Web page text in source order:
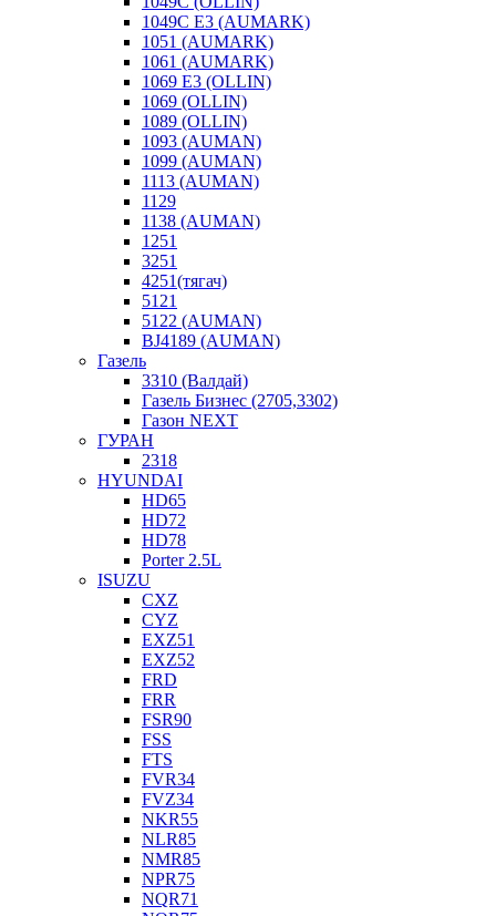
1049С E3 (AUMARK)
1051 (AUMARK)
1061 (AUMARK)
1069 E3 (OLLIN)
1069 (OLLIN)
1089 (OLLIN)
1093 (AUMAN)
1099 (AUMAN)
1113 (AUMAN)
1129
1138 (AUMAN)
1251
3251
4251(тягач)
5121
5122 (AUMAN)
BJ4189 (AUMAN)
Газель
3310 (Валдай)
Газель Бизнес (2705,3302)
Газон NEXT
ГУРАН
2318
HYUNDAI
HD65
HD72
HD78
Porter 2.5L
ISUZU
CXZ
CYZ
EXZ51
EXZ52
FRD
FRR
FSR90
FSS
FTS
FVR34
FVZ34
NKR55
NLR85
NMR85
NPR75
NQR71